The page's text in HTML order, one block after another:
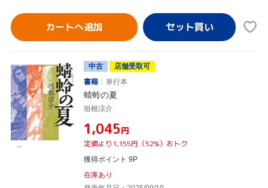
カートへ追加
中古
店舗受取可
書籍
単行本
蜻蛉の夏
垣根涼介
¥1,045円
定価より1,155円（52%）おトク
獲得ポイント 9P
在庫あり